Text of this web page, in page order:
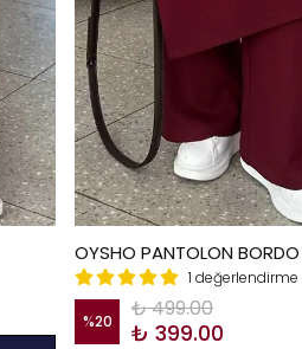
OYSHO PANTOLON BORDO
1 değerlendirme
%20 ₺ 499.00
₺ 399.00